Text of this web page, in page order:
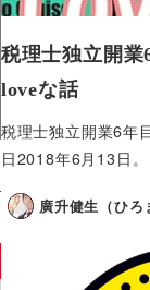
税理士独立開業
loveな話
税理士独立開業6年
日2018年6月13日
廣升健生（ひろ